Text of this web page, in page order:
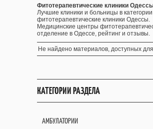
Фитотерапевтические клиники
Лучшие клиники и больницы в категории
фитотерапевтические клиники Одессы.
Медицинские центры
отделение в Одессе, рейтинг и отзывы.
Не найдено материалов, доступных
КАТЕГОРИИ РАЗДЕЛА
АМБУЛАТОРИИ